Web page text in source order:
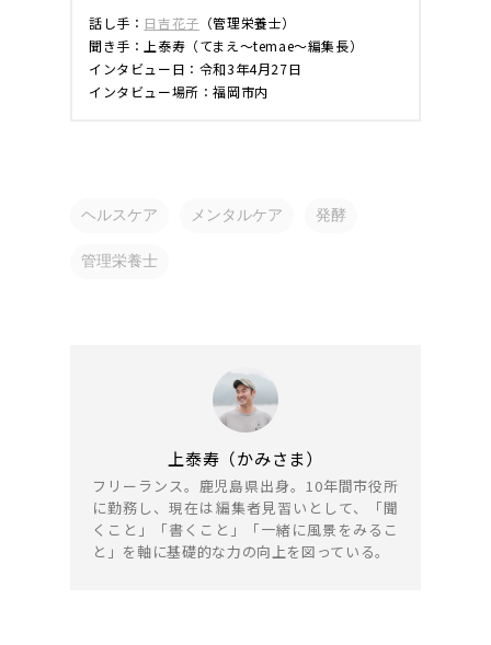
話し手： 日吉花子 （管理栄養士）
聞き手：上泰寿（てまえ〜temae〜編集長）
インタビュー日：令和3年4月27日
インタビュー場所：福岡市内
ヘルスケア メンタルケア 発酵
管理栄養士
上泰寿（かみさま）
フリーランス。鹿児島県出身。10年間市役所
に勤務し、現在は編集者見習いとして、「聞
くこと」「書くこと」「一緒に風景をみるこ
と」を軸に基礎的な力の向上を図っている。